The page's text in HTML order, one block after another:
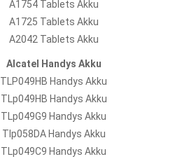
A1754 Tablets Akku
A1725 Tablets Akku
A2042 Tablets Akku
Alcatel Handys Akku
TLP049HB Handys Akku
TLp049HB Handys Akku
TLp049G9 Handys Akku
Tlp058DA Handys Akku
TLp049C9 Handys Akku